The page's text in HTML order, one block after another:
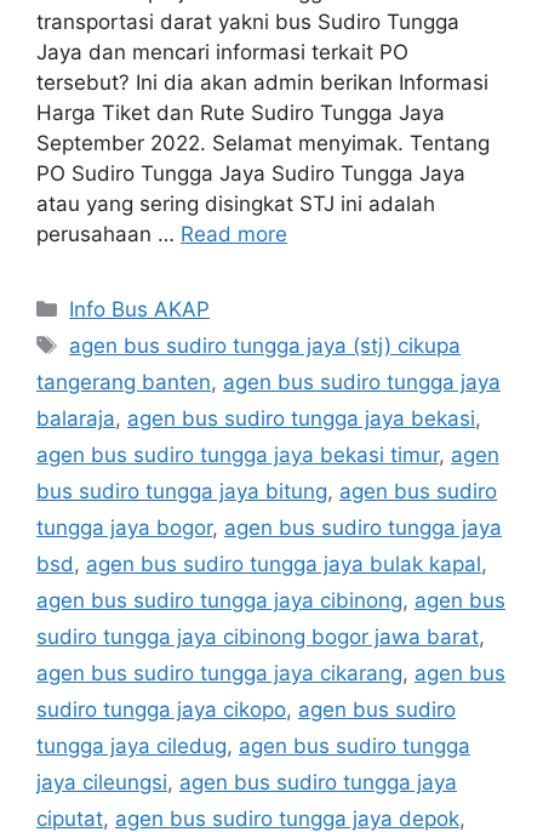
transportasi darat yakni bus Sudiro Tungga
Jaya dan mencari informasi terkait PO
tersebut? Ini dia akan admin berikan Informasi
Harga Tiket dan Rute Sudiro Tungga Jaya
September 2022. Selamat menyimak. Tentang
PO Sudiro Tungga Jaya Sudiro Tungga Jaya
atau yang sering disingkat STJ ini adalah
perusahaan … Read more
Categories
Info Bus AKAP
Tags
agen bus sudiro tungga jaya (stj) cikupa
tangerang banten, agen bus sudiro tungga jaya
balaraja, agen bus sudiro tungga jaya bekasi,
agen bus sudiro tungga jaya bekasi timur, agen
bus sudiro tungga jaya bitung, agen bus sudiro
tungga jaya bogor, agen bus sudiro tungga jaya
bsd , agen bus sudiro tungga jaya bulak kapal,
agen bus sudiro tungga jaya cibinong, agen bus
sudiro tungga jaya cibinong bogor jawa barat,
agen bus sudiro tungga jaya cikarang, agen bus
sudiro tungga jaya cikopo, agen bus sudiro
tungga jaya ciledug, agen bus sudiro tungga
jaya cileungsi, agen bus sudiro tungga jaya
ciputat, agen bus sudiro tungga jaya depok,